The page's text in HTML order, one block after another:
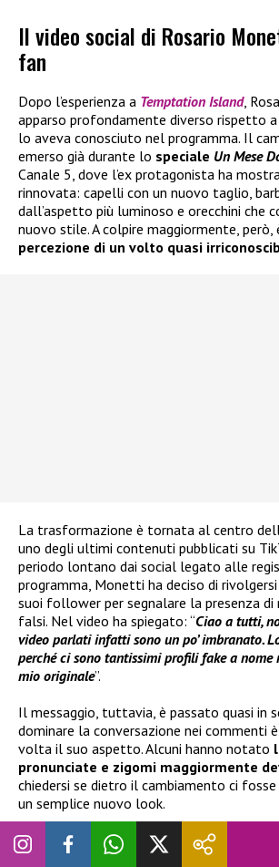
Il video social di Rosario
fan
Dopo l’esperienza a Temptation Island,
apparso profondamente diverso rispetto
lo aveva conosciuto nel programma. Il
emerso già durante lo speciale Un Mese
Canale 5, dove l’ex protagonista ha
rinnovata: capelli con un nuovo taglio,
dall’aspetto più luminoso e orecchini che
nuovo stile. A colpire maggiormente,
percezione di un volto quasi
La trasformazione è tornata al centro
uno degli ultimi contenuti pubblicati su
periodo lontano dai social legato alle
programma, Monetti ha deciso di
suoi follower per segnalare la presenza di
falsi. Nel video ha spiegato: “Ciao a tutti,
video parlati infatti sono un po’ imbranato.
perché ci sono tantissimi profili fake a nome
mio originale”.
Il messaggio, tuttavia, è passato quasi in
dominare la conversazione nei commenti
volta il suo aspetto. Alcuni hanno notato
pronunciate e zigomi maggiormente
chiedersi se dietro il cambiamento ci fosse
un semplice nuovo look.